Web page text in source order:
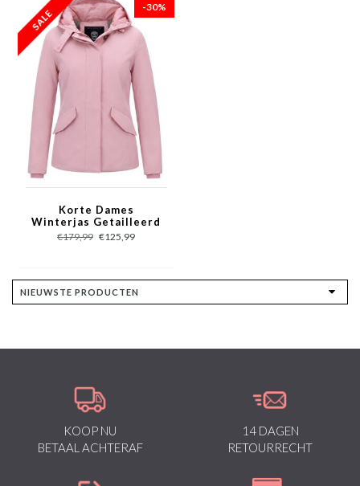
-30%
Korte Dames
Winterjas Getailleerd
– Roze
€179,99 €125,99
KOOP NU
BETAAL ACHTERAF
14 DAGEN
RETOURRECHT